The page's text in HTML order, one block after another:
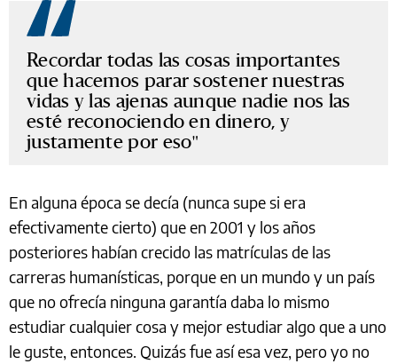
Recordar todas las cosas importantes
que hacemos parar sostener nuestras
vidas y las ajenas aunque nadie nos las
esté reconociendo en dinero, y
justamente por eso
En alguna época se decía (nunca supe si era
efectivamente cierto) que en 2001 y los años
posteriores habían crecido las matrículas de las
carreras humanísticas, porque en un mundo y un país
que no ofrecía ninguna garantía daba lo mismo
estudiar cualquier cosa y mejor estudiar algo que a uno
le guste, entonces. Quizás fue así esa vez, pero yo no